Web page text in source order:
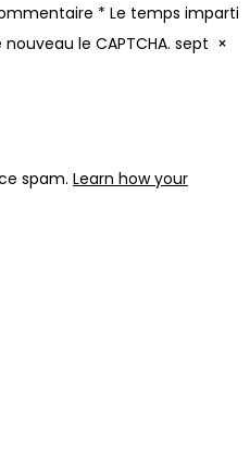
* Le temps imparti
le CAPTCHA. sept ×
spam. Learn how your